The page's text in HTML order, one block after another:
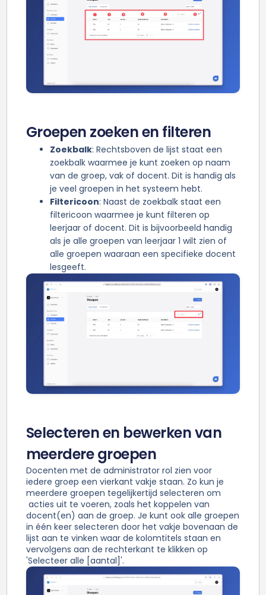
Groepen zoeken en filteren
Zoekbalk: Rechtsboven de lijst staat een
zoekbalk waarmee je kunt zoeken op naam
van de groep, vak of docent. Dit is handig als
je veel groepen in het systeem hebt.
Filtericoon: Naast de zoekbalk staat een
filtericoon waarmee je kunt filteren op
leerjaar of docent. Dit is bijvoorbeeld handig
als je alle groepen van leerjaar 1 wilt zien of
alle groepen waaraan een specifieke docent
lesgeeft.
Selecteren en bewerken van
meerdere groepen
Docenten met de administrator rol zien voor
iedere groep een vierkant vakje staan. Zo kun je
meerdere groepen tegelijkertijd selecteren om
acties uit te voeren, zoals het koppelen van
docent(en) aan de groep. Je kunt ook alle groepen
in één keer selecteren door het vakje bovenaan de
lijst aan te vinken waar de kolomtitels staan en
vervolgens aan de rechterkant te klikken op
'Selecteer alle [aantal]'.